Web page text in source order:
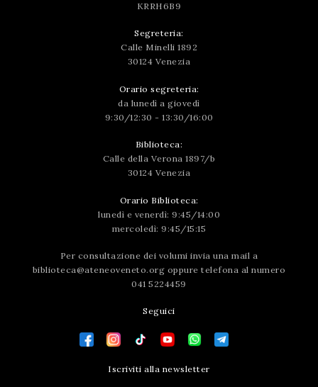
KRRH6B9
Segreteria:
Calle Minelli 1892
30124 Venezia
Orario segreteria:
da lunedì a giovedì
9:30/12:30 - 13:30/16:00
Biblioteca:
Calle della Verona 1897/b
30124 Venezia
Orario Biblioteca:
lunedì e venerdì: 9:45/14:00
mercoledì: 9:45/15:15
Per consultazione dei volumi invia una mail a
biblioteca@ateneoveneto.org oppure telefona al numero
041 5224459
Seguici
Iscriviti alla newsletter